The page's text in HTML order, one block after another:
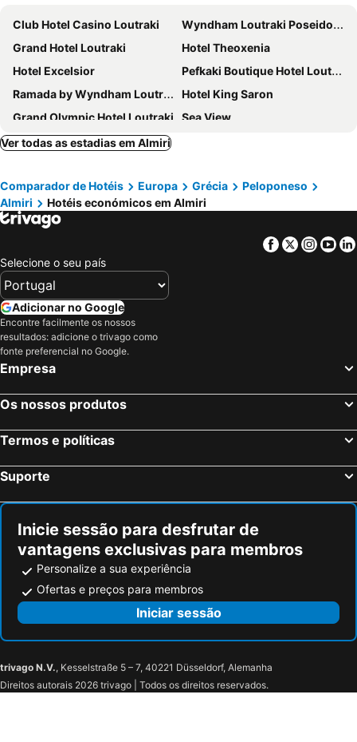
Club Hotel Casino Loutraki
Wyndham Loutraki Poseidon Resort
Grand Hotel Loutraki
Hotel Theoxenia
Hotel Excelsior
Pefkaki Boutique Hotel Loutraki
Ramada by Wyndham Loutraki Poseidon Resort
Hotel King Saron
Grand Olympic Hotel Loutraki
Sea View
Villa Corali
Hotel Kakanakos
Acropolis
Ephira Hotel
Korinthos Hotel
HOTEL ALEXANDROS
Ilion
CiTYZen Hotel
Hotel Afroditi
Galanopoulos Hotel
Chris Studios & Apartments
Ver todas as estadias em Almiri
Comparador de Hotéis Europa Grécia
Peloponeso
Almiri
Hotéis económicos em Almiri
Facebook
Twitter
Selecione o seu país
Adicionar no Google
Encontre facilmente os nossos
resultados: adicione o trivago como
fonte preferencial no Google.
Empresa
Os nossos produtos
Termos e políticas
Suporte
Inicie sessão para desfrutar de
vantagens exclusivas para membros
Personalize a sua experiência
Ofertas e preços para membros
Iniciar sessão
trivago N.V., Kesselstraße 5 – 7, 40221 Düsseldorf, Alemanha
Direitos autorais 2026 trivago | Todos os direitos reservados.